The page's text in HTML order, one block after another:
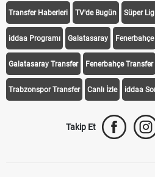
Transfer Haberleri TV'de Bugün Süper
iddaa Programı Galatasaray Fenerbahçe
Galatasaray Transfer Fenerbahçe Transfer
Trabzonspor Transfer Canlı İzle iddaa
Takip Et